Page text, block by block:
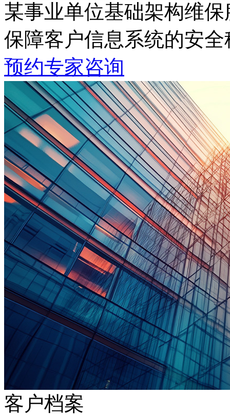
某事业单位基础架构维保
保障客户信息系统的安
预约专家咨询
客户档案